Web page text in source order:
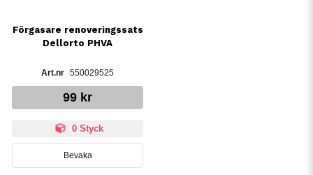
Förgasare renoveringssats
Dellorto PHVA
550029525
99 kr
0 Styck
Bevaka